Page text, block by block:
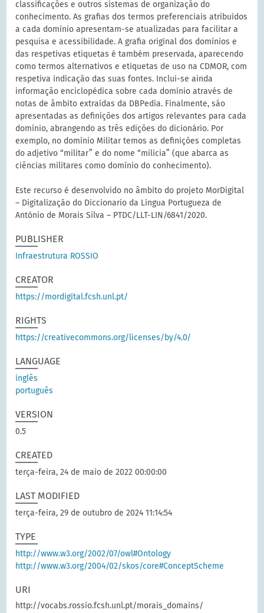
classificações e outros sistemas de organização do
conhecimento. As grafias dos termos preferenciais atribuídos
a cada domínio apresentam-se atualizadas para facilitar a
pesquisa e acessibilidade. A grafia original dos domínios e
das respetivas etiquetas é também preservada, aparecendo
como termos alternativos e etiquetas de uso na CDMOR, com
respetiva indicação das suas fontes. Inclui-se ainda
informação enciclopédica sobre cada domínio através de
notas de âmbito extraídas da DBPedia. Finalmente, são
apresentadas as definições dos artigos relevantes para cada
domínio, abrangendo as três edições do dicionário. Por
exemplo, no domínio Militar temos as definições completas
do adjetivo “militar” e do nome “milicia” (que abarca as
ciências militares como domínio do conhecimento).
Este recurso é desenvolvido no âmbito do projeto MorDigital
– Digitalização do Diccionario da Lingua Portugueza de
António de Morais Silva – PTDC/LLT-LIN/6841/2020.
PUBLISHER
Infraestrutura ROSSIO
CREATOR
https://mordigital.fcsh.unl.pt/
RIGHTS
https://creativecommons.org/licenses/by/4.0/
LANGUAGE
inglês
português
VERSION
0.5
CREATED
terça-feira, 24 de maio de 2022 00:00:00
LAST MODIFIED
terça-feira, 29 de outubro de 2024 11:14:54
TYPE
http://www.w3.org/2002/07/owl#Ontology
http://www.w3.org/2004/02/skos/core#ConceptScheme
URI
http://vocabs.rossio.fcsh.unl.pt/morais_domains/